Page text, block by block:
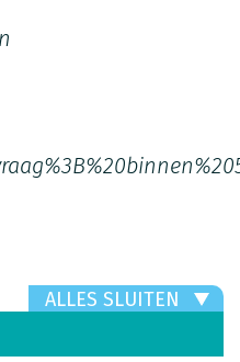
ALLES SLUITEN